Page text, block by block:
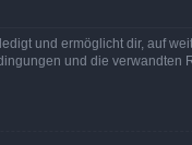
und ermöglicht dir, auf
und die verwandten